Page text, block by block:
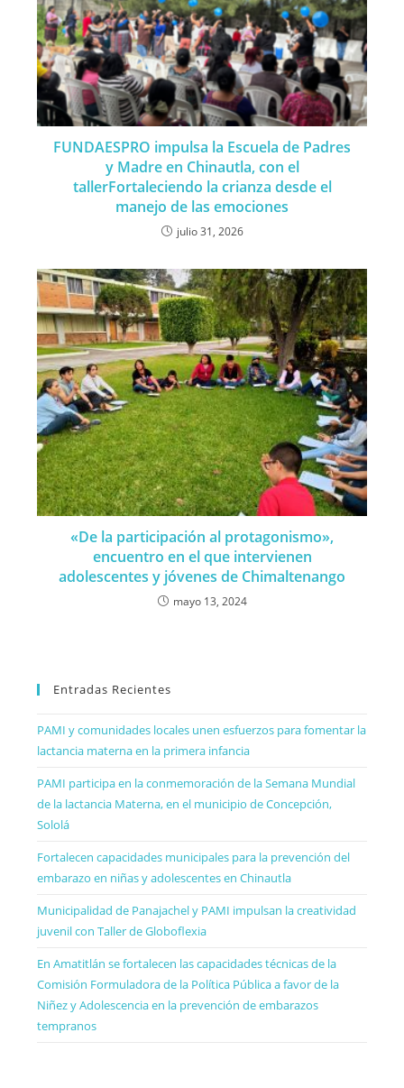
FUNDAESPRO impulsa la Escuela de Padres
y Madre en Chinautla, con el
tallerFortaleciendo la crianza desde el
manejo de las emociones
julio 31, 2026
«De la participación al protagonismo»,
encuentro en el que intervienen
adolescentes y jóvenes de Chimaltenango
mayo 13, 2024
Entradas Recientes
PAMI y comunidades locales unen esfuerzos para fomentar la
lactancia materna en la primera infancia
PAMI participa en la conmemoración de la Semana Mundial
de la lactancia Materna, en el municipio de Concepción,
Sololá
Fortalecen capacidades municipales para la prevención del
embarazo en niñas y adolescentes en Chinautla
Municipalidad de Panajachel y PAMI impulsan la creatividad
juvenil con Taller de Globoflexia
En Amatitlán se fortalecen las capacidades técnicas de la
Comisión Formuladora de la Política Pública a favor de la
Niñez y Adolescencia en la prevención de embarazos
tempranos